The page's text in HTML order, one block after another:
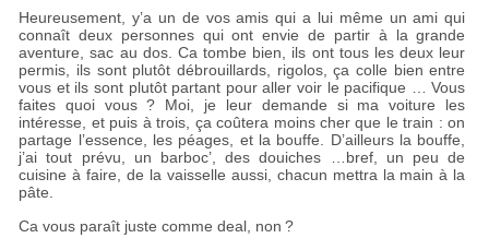
Heureusement, y’a un de vos amis qui a lui même un ami qui
connaît deux personnes qui ont envie de partir à la grande
aventure, sac au dos. Ca tombe bien, ils ont tous les deux leur
permis, ils sont plutôt débrouillards, rigolos, ça colle bien entre
vous et ils sont plutôt partant pour aller voir le pacifique … Vous
faites quoi vous ? Moi, je leur demande si ma voiture les
intéresse, et puis à trois, ça coûtera moins cher que le train : on
partage l’essence, les péages, et la bouffe. D’ailleurs la bouffe,
j’ai tout prévu, un barboc’, des douiches …bref, un peu de
cuisine à faire, de la vaisselle aussi, chacun mettra la main à la
pâte.
Ca vous paraît juste comme deal, non ?